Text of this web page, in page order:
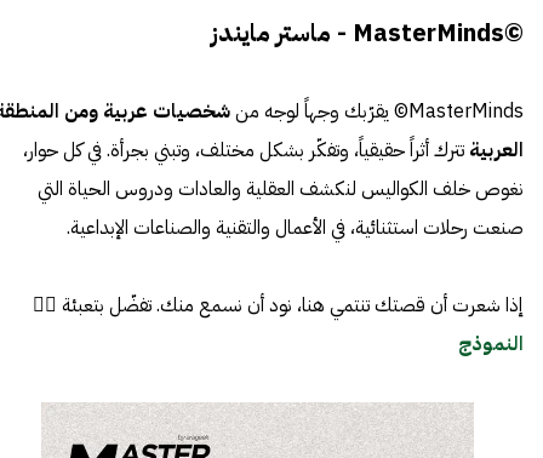
©MasterMinds - ماستر مايندز
MasterMinds© يقرّبك وجهاً لوجه من
شخصيات عربية ومن
العربية تترك أثراً حقيقياً، وتفكّر بشكل مختلف، وتبني بجرأة. في كل حوار،
نغوص خلف الكواليس لنكشف العقلية والعادات ودروس الحياة التي
صنعت رحلات استثنائية، في الأعمال والتقنية والصناعات الإبداعية.
إذا شعرت أن قصتك تنتمي هنا، نود أن نسمع منك. تفضّل بتعبئة 👈🏼
النموذج